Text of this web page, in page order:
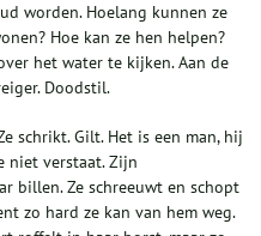
worden. Hoelang kunnen ze
Hoe kan ze hen helpen?
het water te kijken. Aan de
Doodstil.
schrikt. Gilt. Het is een man, hij
niet verstaat. Zijn
billen. Ze schreeuwt en schopt
zo hard ze kan van hem weg.